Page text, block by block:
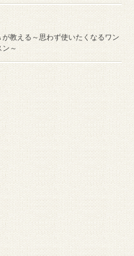
が教える～思わず使いたくなるワン
ン～